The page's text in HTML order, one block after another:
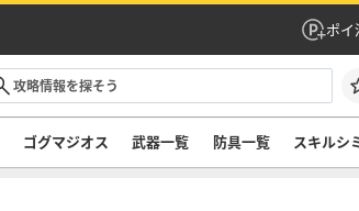
ポイ
ゴグマジオス 武器一覧 防具一覧 スキルシ